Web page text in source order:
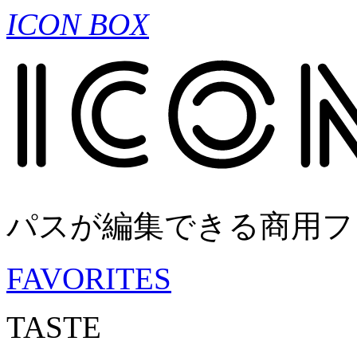
ICON BOX
パスが編集できる商用
FAVORITES
TASTE